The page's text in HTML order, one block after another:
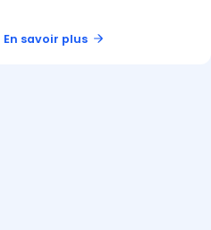
En savoir plus